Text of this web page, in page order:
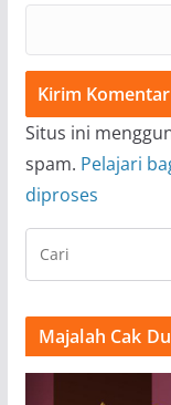
Situs ini
spam. Pelajari
diproses
Majalah Cak